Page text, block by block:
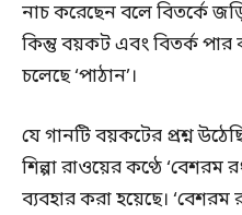
নাচ করেছেন বলে বিতর্কে
কিন্তু বয়কট এবং বিতর্ক
চলেছে ‘পাঠান’।
যে গানটি বয়কটের প্রশ্ন
শিল্পা রাওয়ের কণ্ঠে ‘বেশরম
ব্যবহার করা হয়েছে। ‘বেশরম